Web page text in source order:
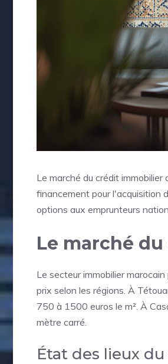
Le marché du crédit
financement pour l'acquisition
options aux emprunteurs
Le marché
Le secteur immobilier
prix selon les régions. À
750 à 1500 euros le m². À
mètre carré.
État des lieux